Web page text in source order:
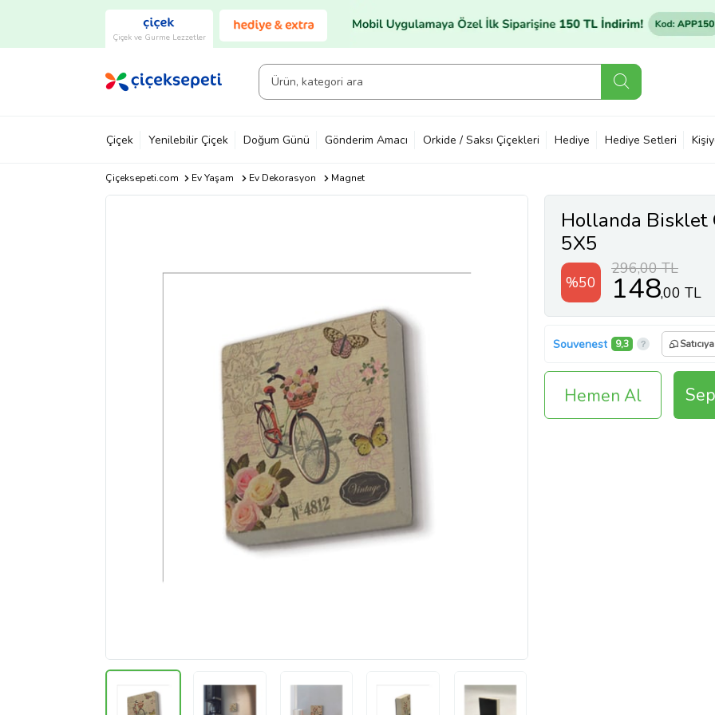
Çiçek ve Gurme Lezzetler
Çiçek Yenilebilir Çiçek Doğum Günü Gönderim Amacı Orkide / Saksı Çiçekleri Hediye Hediye Setleri
Çiçeksepeti.com Ev Yaşam Ev Dekorasyon Magnet
Hollanda Bisklet
5X5
%50
296,00 TL
148,00 TL
Souvenest 9,3
Hemen Al